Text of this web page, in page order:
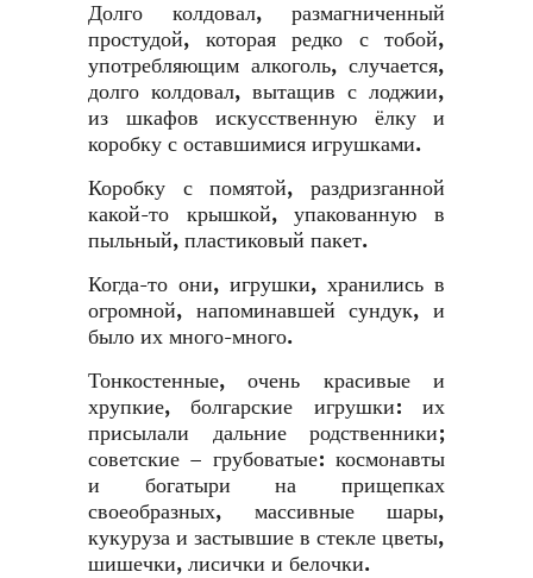
Долго колдовал, размагниченный
простудой, которая редко с тобой,
употребляющим алкоголь, случается,
долго колдовал, вытащив с лоджии,
из шкафов искусственную ёлку и
коробку с оставшимися игрушками.
Коробку с помятой, раздризганной
какой-то крышкой, упакованную в
пыльный, пластиковый пакет.
Когда-то они, игрушки, хранились в
огромной, напоминавшей сундук, и
было их много-много.
Тонкостенные, очень красивые и
хрупкие, болгарские игрушки: их
присылали дальние родственники;
советские – грубоватые: космонавты
и богатыри на прищепках
своеобразных, массивные шары,
кукуруза и застывшие в стекле цветы,
шишечки, лисички и белочки.